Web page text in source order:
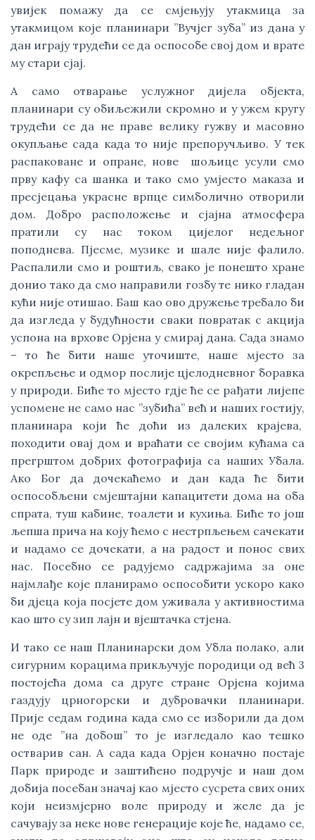
увијек помажу да се смјењују утакмица за
утакмицом које планинари ”Вучјег зуба” из дана у
дан играју трудећи се да оспособе свој дом и врате
му стари сјај.
А само отварање услужног дијела објекта,
планинари су обиљежили скромно и у ужем кругу
трудећи се да не праве велику гужву и масовно
окупљање сада када то није препоручљиво. У тек
распаковане и опране, нове  шољице усули смо
прву кафу са шанка и тако смо умјесто маказа и
пресјецања украсне врпце симболично отворили
дом. Добро расположење и сјајна атмосфера
пратили су нас током цијелог недељног
поподнева. Пјесме, музике и шале није фалило.
Распалили смо и роштиљ, свако је понешто хране
донио тако да смо направили гозбу те нико гладан
кући није отишао. Баш као ово дружење требало би
да изгледа у будућности сваки повратак с акција
успона на врхове Орјена у смирај дана. Сада знамо
– то ће бити наше уточиште, наше мјесто за
окрепљење и одмор послије цјелодневног боравка
у природи. Биће то мјесто гдје ће се рађати лијепе
успомене не само нас ”зубића” већ и наших гостију,
планинара који ће доћи из далеких крајева,
походити овај дом и враћати се својим кућама са
прегрштом добрих фотографија са наших Убала.
Ако Бог да дочекаћемо и дан када ће бити
оспособљени смјештајни капацитети дома на оба
спрата, туш кабине, тоалети и кухиња. Биће то још
љепша прича на коју ћемо с нестрпљењем сачекати
и надамо се дочекати, а на радост и понос свих
нас. Посебно се радујемо садржајима за оне
најмлађе које планирамо оспособити ускоро како
би дјеца која посјете дом уживала у активностима
као што су зип лајн и вјештачка стјена.
И тако се наш Планинарски дом Убла полако, али
сигурним корацима прикључује породици од већ 3
постојећа дома са друге стране Орјена којима
газдују црногорски и дубровачки планинари.
Прије седам година када смо се изборили да дом
не оде ”на добош” то је изгледало као тешко
остварив сан. А сада када Орјен коначно постаје
Парк природе и заштићено подручје и наш дом
добија посебан значај као мјесто сусрета свих оних
који неизмјерно воле природу и желе да је
сачувају за неке нове генерације које ће, надамо се,